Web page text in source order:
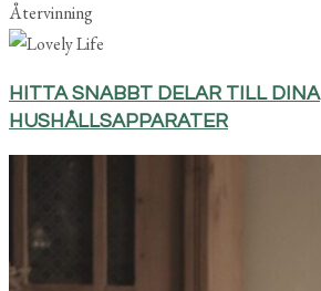
Återvinning
HITTA SNABBT DELAR TILL DINA
HUSHÅLLSAPPARATER